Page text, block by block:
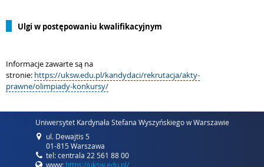
Ulgi w postępowaniu kwalifikacyjnym
Informacje zawarte są na
stronie: https://uksw.edu.pl/kandydaci/rekrutacja/akty-
prawne/olimpiady-konkursy/
Uniwersytet Kardynała Stefana Wyszyńskiego w Warszawie
ul. Dewajtis 5
01-815 Warszawa
tel: centrala 22 561 88 00
www: https://uksw.edu.pl/